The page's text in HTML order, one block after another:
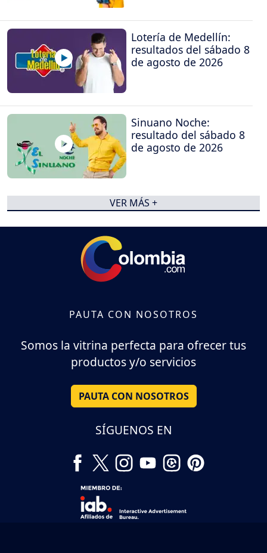
Lotería de Medellín:
resultados del sábado 8
de agosto de 2026
Sinuano Noche:
resultado del sábado 8
de agosto de 2026
VER MÁS +
PAUTA CON NOSOTROS
Somos la vitrina perfecta para ofrecer tus
productos y/o servicios
PAUTA CON NOSOTROS
SÍGUENOS EN